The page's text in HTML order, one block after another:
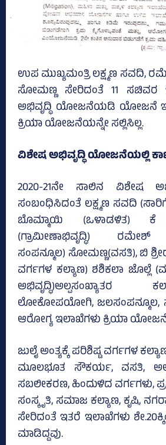
ಉಪ ಮುಖ್ಯಮಂತ್ರಿ ಲಕ್ಷ್ಮಣ ಸವದಿ,
ಸೋಮಣ್ಣ ಸೇರಿದಂತೆ 11 ಸಚಿವರ
ಅಭಿವೃದ್ಧಿ ಯೋಜನೆಯಡಿ ಯೋಜನೆ
ಕ್ರಿಯಾ ಯೋಜನೆಯನ್ನೇ ಸಲ್ಲಿಸಿಲ್ಲ.
ವಿಶೇಷ ಅಭಿವೃದ್ಧಿ ಯೋಜನೆಯಲ್ಲಿ
2020-21ನೇ ಸಾಲಿನ ವಿಶೇಷ
ಸಂಬಂಧಿಸಿದಂತೆ ಲಕ್ಷ್ಮಣ ಸವದಿ
ಬೊಮ್ಮಾಯಿ (ಒಳಾಡಳಿತ)
(ಗ್ರಾಮೀಣಾಭಿವೃದ್ಧಿ)
ಸಂಪನ್ಮೂಲ) ಸೋಮಣ್ಣ(ವಸತಿ), ಬಿ
ವರ್ಗಗಳ ಕಲ್ಯಾಣ) ಶಶಿಕಲಾ ಜೊಲ್ಲೆ
ಅಭಿವೃದ್ಧಿ)ಅಲ್ಪಸಂಖ್ಯಾತರ
ಲೋಕೋಪಯೋಗಿ, ಜಲಸಂಪನ್ಮೂಲ,
ಆರೋಗ್ಯ ಇಲಾಖೆಗಳು ಕ್ರಿಯಾ
ಜುಲೈ ಅಂತ್ಯಕ್ಕೆ ಪರಿಶಿಷ್ಟ ವರ್ಗಗಳ
ಮೂಲಭೂತ ಸೌಕರ್ಯ, ವಸತಿ,
ಸಬಲೀಕರಣ, ಹಿಂದುಳಿದ ವರ್ಗಗಳು,
ಸಂಸ್ಕೃತಿ, ಸಮಾಜ ಕಲ್ಯಾಣ, ಕೃಷಿ,
ಸೇರಿದಂತೆ ಇತರೆ ಇಲಾಖೆಗಳು
ಮಾಡಿದ್ದವು.